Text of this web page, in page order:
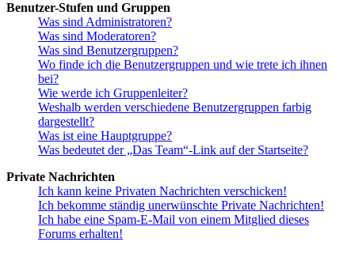
Benutzer-Stufen und Gruppen
Was sind Administratoren?
Was sind Moderatoren?
Was sind Benutzergruppen?
Wo finde ich die Benutzergruppen und wie trete ich ihnen
bei?
Wie werde ich Gruppenleiter?
Weshalb werden verschiedene Benutzergruppen farbig
dargestellt?
Was ist eine Hauptgruppe?
Was bedeutet der „Das Team“-Link auf der Startseite?
Private Nachrichten
Ich kann keine Privaten Nachrichten verschicken!
Ich bekomme ständig unerwünschte Private Nachrichten!
Ich habe eine Spam-E-Mail von einem Mitglied dieses
Forums erhalten!